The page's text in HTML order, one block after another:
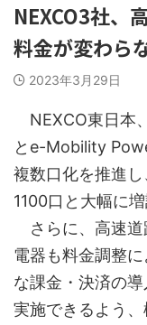
NEXCO3社、
料金が変わら
2023年3月29日
NEXCO東日本
とe-Mobility
複数口化を推進
1100口と大幅に
さらに、高速道
電器も料金調整
な課金・決済の
実施できるよう、